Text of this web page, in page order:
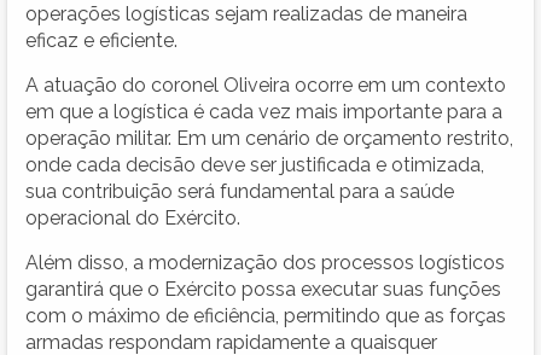
operações logísticas sejam realizadas de maneira
eficaz e eficiente.
A atuação do coronel Oliveira ocorre em um contexto
em que a logística é cada vez mais importante para a
operação militar. Em um cenário de orçamento restrito,
onde cada decisão deve ser justificada e otimizada,
sua contribuição será fundamental para a saúde
operacional do Exército.
Além disso, a modernização dos processos logísticos
garantirá que o Exército possa executar suas funções
com o máximo de eficiência, permitindo que as forças
armadas respondam rapidamente a quaisquer